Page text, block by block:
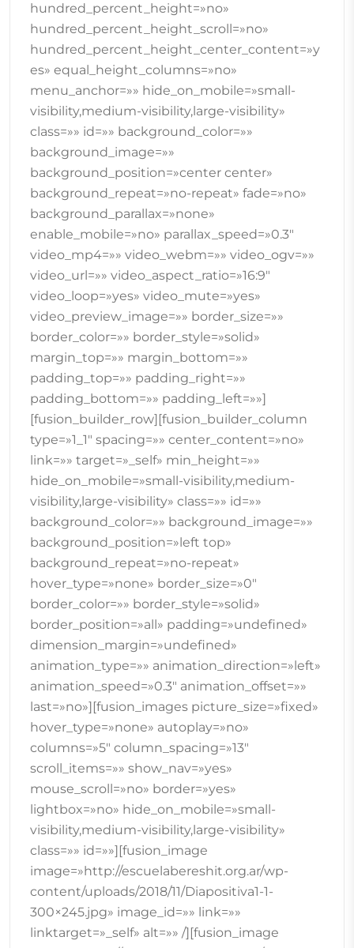
hundred_percent_height=»no»
hundred_percent_height_scroll=»no»
hundred_percent_height_center_content=»y
es» equal_height_columns=»no»
menu_anchor=»» hide_on_mobile=»small-
visibility,medium-visibility,large-visibility»
class=»» id=»» background_color=»»
background_image=»»
background_position=»center center»
background_repeat=»no-repeat» fade=»no»
background_parallax=»none»
enable_mobile=»no» parallax_speed=»0.3″
video_mp4=»» video_webm=»» video_ogv=»»
video_url=»» video_aspect_ratio=»16:9″
video_loop=»yes» video_mute=»yes»
video_preview_image=»» border_size=»»
border_color=»» border_style=»solid»
margin_top=»» margin_bottom=»»
padding_top=»» padding_right=»»
padding_bottom=»» padding_left=»»]
[fusion_builder_row][fusion_builder_column
type=»1_1″ spacing=»» center_content=»no»
link=»» target=»_self» min_height=»»
hide_on_mobile=»small-visibility,medium-
visibility,large-visibility» class=»» id=»»
background_color=»» background_image=»»
background_position=»left top»
background_repeat=»no-repeat»
hover_type=»none» border_size=»0″
border_color=»» border_style=»solid»
border_position=»all» padding=»undefined»
dimension_margin=»undefined»
animation_type=»» animation_direction=»left»
animation_speed=»0.3″ animation_offset=»»
last=»no»][fusion_images picture_size=»fixed»
hover_type=»none» autoplay=»no»
columns=»5″ column_spacing=»13″
scroll_items=»» show_nav=»yes»
mouse_scroll=»no» border=»yes»
lightbox=»no» hide_on_mobile=»small-
visibility,medium-visibility,large-visibility»
class=»» id=»»][fusion_image
image=»http://escuelabereshit.org.ar/wp-
content/uploads/2018/11/Diapositiva1-1-
300×245.jpg» image_id=»» link=»»
linktarget=»_self» alt=»» /][fusion_image